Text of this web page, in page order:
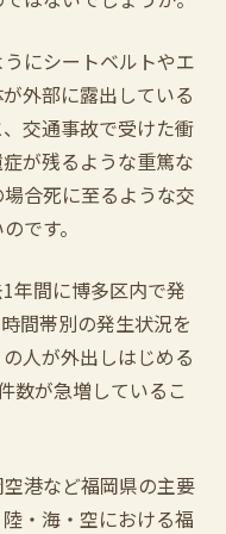
にシートベルトやエ
外部に露出している
交通事故で受けた衝
が残るような重篤な
合死に至るような交
です。
年間に博多区内で発
間帯別の発生状況を
人が外出しはじめる
数が急増しているこ
港など福岡県の主要
・海・空における福